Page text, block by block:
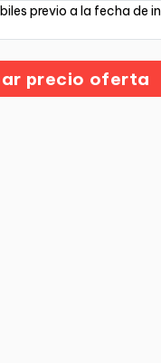
previo a la fecha de
precio oferta